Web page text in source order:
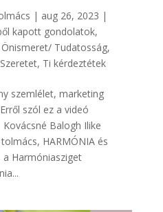
| aug 26, 2023 |
kapott gondolatok,
Önismeret/ Tudatosság,
, Ti kérdeztétek
szemlélet, marketing
szól ez a videó
Balogh Ilike
HARMÓNIA és
a Harmóniasziget